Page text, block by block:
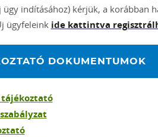
indításához) kérjük, a korábban
ügyfeleink ide kattintva
DOKUMENTUMOK